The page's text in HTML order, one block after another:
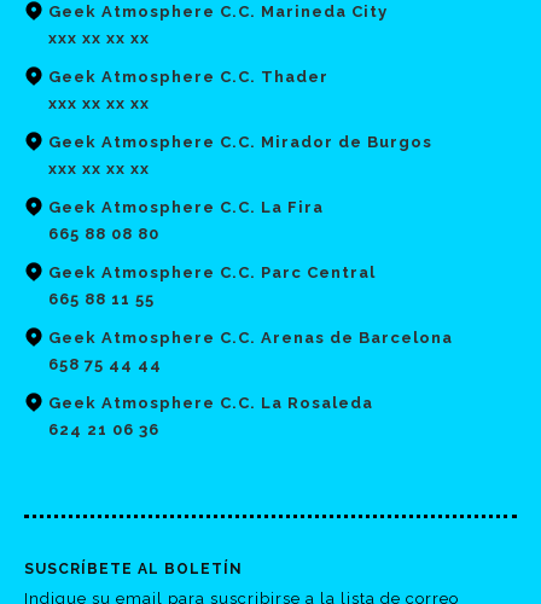
Geek Atmosphere C.C. Marineda City
xxx xx xx xx
Geek Atmosphere C.C. Thader
xxx xx xx xx
Geek Atmosphere C.C. Mirador de Burgos
xxx xx xx xx
Geek Atmosphere C.C. La Fira
665 88 08 80
Geek Atmosphere C.C. Parc Central
665 88 11 55
Geek Atmosphere C.C. Arenas de Barcelona
658 75 44 44
Geek Atmosphere C.C. La Rosaleda
624 21 06 36
SUSCRÍBETE AL BOLETÍN
Indique su email para suscribirse a la lista de correo